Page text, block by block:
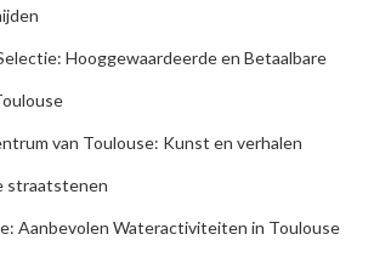
Hooggewaardeerde en Betaalbare
van Toulouse: Kunst en verhalen
straatstenen
Aanbevolen Wateractiviteiten in Toulouse